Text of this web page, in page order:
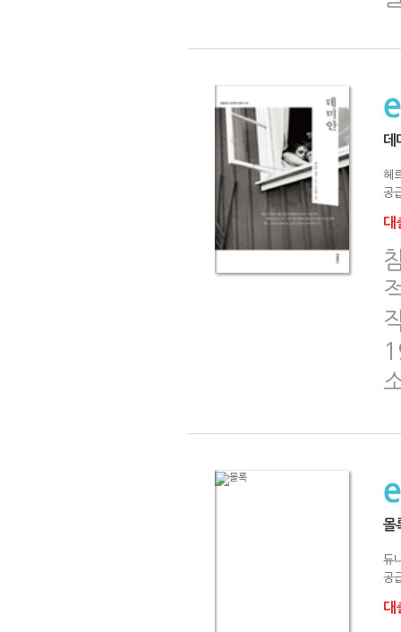
데
헤
공
대
몰
듀
공
대